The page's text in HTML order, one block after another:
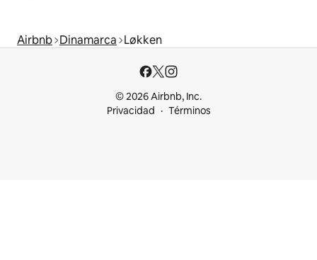
Airbnb Dinamarca Løkken
© 2026 Airbnb, Inc.
Privacidad
Términos